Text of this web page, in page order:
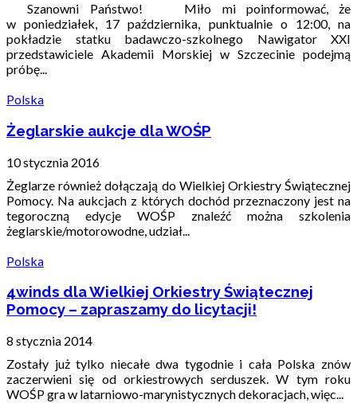
Szanowni Państwo! Miło mi poinformować, że
w poniedziałek, 17 października, punktualnie o 12:00, na
pokładzie statku badawczo-szkolnego Nawigator XXI
przedstawiciele Akademii Morskiej w Szczecinie podejmą
próbę...
Polska
Żeglarskie aukcje dla WOŚP
10 stycznia 2016
Żeglarze również dołączają do Wielkiej Orkiestry Świątecznej
Pomocy. Na aukcjach z których dochód przeznaczony jest na
tegoroczną edycje WOŚP znaleźć można szkolenia
żeglarskie/motorowodne, udział...
Polska
4winds dla Wielkiej Orkiestry Świątecznej
Pomocy – zapraszamy do licytacji!
8 stycznia 2014
Zostały już tylko niecałe dwa tygodnie i cała Polska znów
zaczerwieni się od orkiestrowych serduszek. W tym roku
WOŚP gra w latarniowo-marynistycznych dekoracjach, więc...